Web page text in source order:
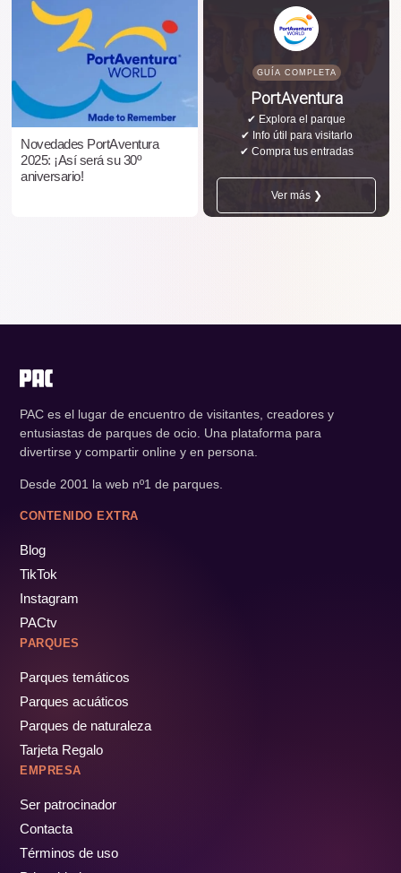
Novedades PortAventura
2025: ¡Así será su 30º
aniversario!
GUÍA COMPLETA
PortAventura
✔ Explora el parque
✔ Info útil para visitarlo
✔ Compra tus entradas
Ver más ❯
PAC es el lugar de encuentro de visitantes, creadores y
entusiastas de parques de ocio. Una plataforma para
divertirse y compartir online y en persona.
Desde 2001 la web nº1 de parques.
CONTENIDO EXTRA
Blog
TikTok
Instagram
PACtv
PARQUES
Parques temáticos
Parques acuáticos
Parques de naturaleza
Tarjeta Regalo
EMPRESA
Ser patrocinador
Contacta
Términos de uso